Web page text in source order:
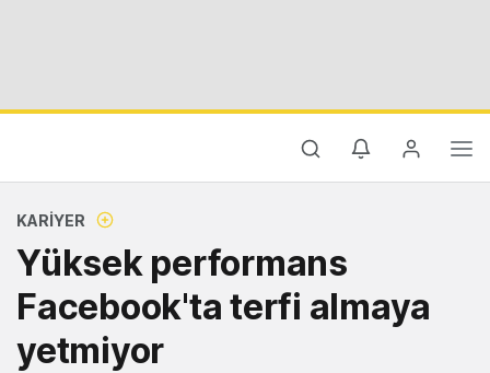
KARIYER
Yüksek performans
Facebook'ta terfi almaya
yetmiyor